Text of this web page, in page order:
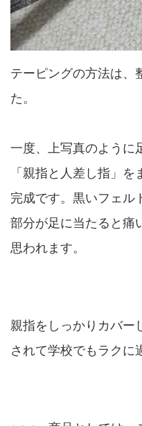
テーピングの方法は、
た。
一度、上写真のように
「親指と人差し指」
完成です。黒いフェル
部分が足に当たると痛
思われます。
親指をしっかりカバー
されて学校でもラクに